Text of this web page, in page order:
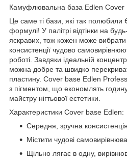
Камуфлювальна база Edlen Cover
Це саме ті бази, які так полюбили
формулі! У палітрі відтінки на
яскравих, тож кожен може вибрати
консистенції чудово
роботі. Завдяки ідеальній
можна добре та швидко
пластину. Cover base Edlen
з пігментом, що економлять
майстру нігтьової естетики.
Характеристики Cover base Edlen:
Середня, зручна консистенція
Містити чудові
Щільно лягає в одну,